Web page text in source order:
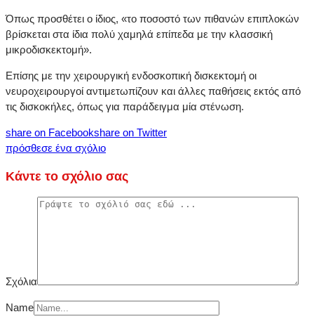
Όπως προσθέτει ο ίδιος, «το ποσοστό των πιθανών επιπλοκών
βρίσκεται στα ίδια πολύ χαμηλά επίπεδα με την κλασσική
μικροδισκεκτομή».
Επίσης με την χειρουργική ενδοσκοπική δισκεκτομή οι
νευροχειρουργοί αντιμετωπίζουν και άλλες παθήσεις εκτός από
τις δισκοκήλες, όπως για παράδειγμα μία στένωση.
share on Facebookshare on Twitter
πρόσθεσε ένα σχόλιο
Κάντε το σχόλιο σας
Σχόλια
Name